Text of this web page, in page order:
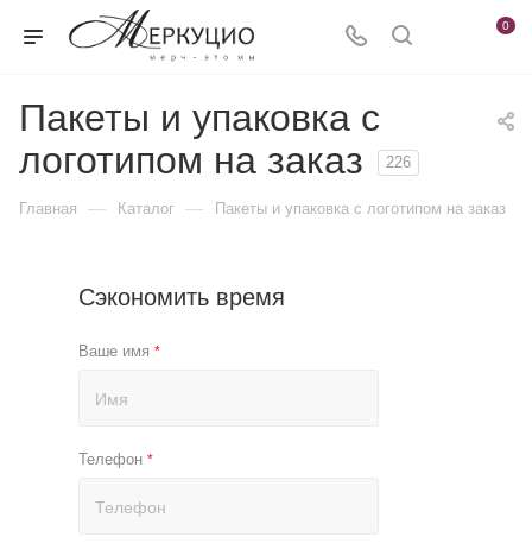
0
Пакеты и упаковка с
логотипом на заказ
226
Главная — Каталог — Пакеты и упаковка с логотипом на заказ
Сэкономить время
Ваше имя *
Телефон *